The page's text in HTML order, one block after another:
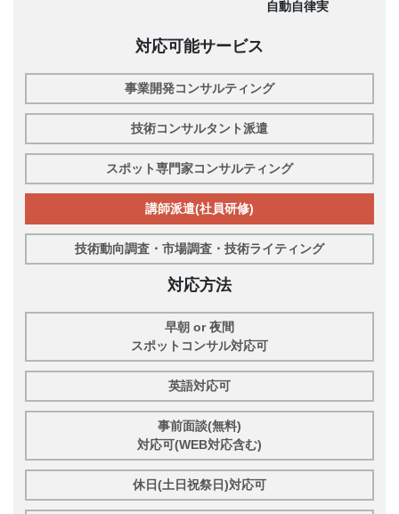
自動自律実
対応可能サービス
事業開発コンサルティング
技術コンサルタント派遣
スポット専門家コンサルティング
講師派遣(社員研修)
技術動向調査・市場調査・技術ライティング
対応方法
早朝 or 夜間
スポットコンサル対応可
英語対応可
事前面談(無料)
対応可(WEB対応含む)
休日(土日祝祭日)対応可